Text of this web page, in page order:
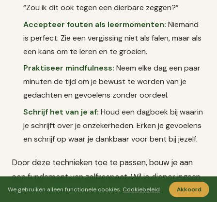
“Zou ik dit ook tegen een dierbare zeggen?”
Accepteer fouten als leermomenten: Niemand
is perfect. Zie een vergissing niet als falen, maar als
een kans om te leren en te groeien.
Praktiseer mindfulness: Neem elke dag een paar
minuten de tijd om je bewust te worden van je
gedachten en gevoelens zonder oordeel.
Schrijf het van je af: Houd een dagboek bij waarin
je schrijft over je onzekerheden. Erken je gevoelens
en schrijf op waar je dankbaar voor bent bij jezelf.
Door deze technieken toe te passen, bouw je aan
een fundament van zelfrespect. Wil je dieper ingaan
op dit onderwerp, dan kun je hier meer lezen over
We gebruiken alleen functionele cookies. Cookiebeleid Akkoord